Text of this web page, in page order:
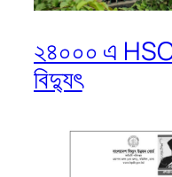
২৪০০০ এ HSC
বিদ্যুৎ